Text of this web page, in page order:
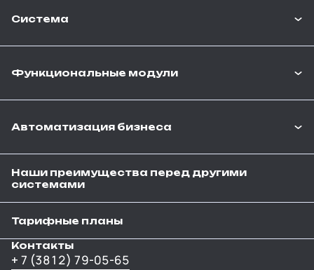
Контакты
+ 7 (3812) 79-05-65
Система
Функциональные модули
Автоматизация бизнеса
Наши преимущества перед другими
системами
Тарифные планы